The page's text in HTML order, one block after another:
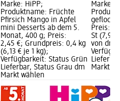
Marke: HiPP;
Produktname: Früchte
Pfirsich Mango in Apfel
mini Desserts ab dem 5.
Monat, 400 g; Preis:
2,45 €; Grundpreis: 0,4 kg
(6,13 € je 1 kg);
Verfügbarkeit: Status Grün
Lieferbar, Status Grau dm
Markt wählen
Marke:
Preis:
St (7,95
von dm
Markt